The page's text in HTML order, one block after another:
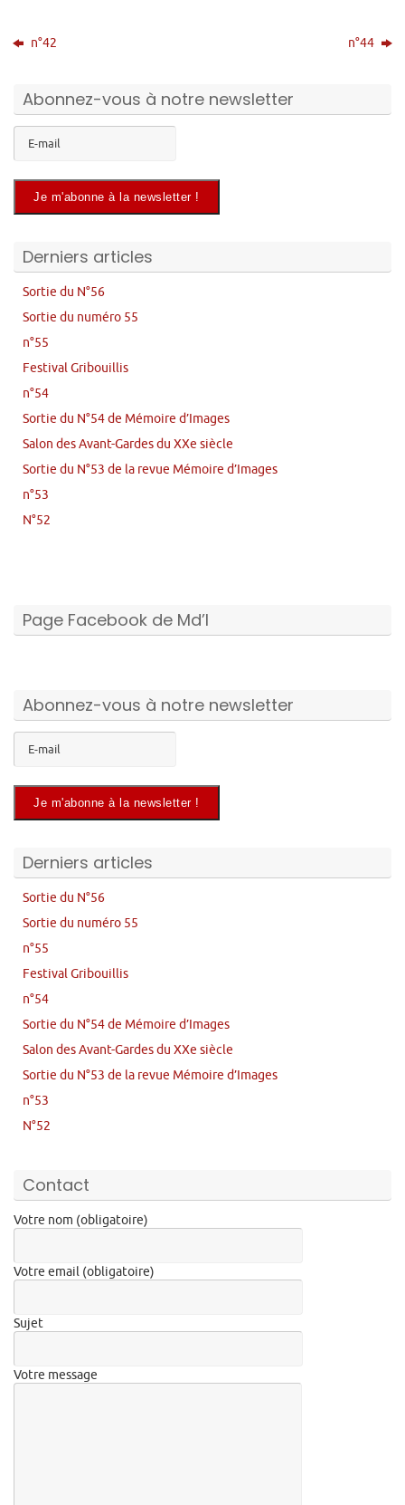
n°42 n°44
Abonnez-vous à notre newsletter
Derniers articles
Sortie du N°56
Sortie du numéro 55
n°55
Festival Gribouillis
n°54
Sortie du N°54 de Mémoire d’Images
Salon des Avant-Gardes du XXe siècle
Sortie du N°53 de la revue Mémoire d’Images
n°53
N°52
Page Facebook de Md’I
Abonnez-vous à notre newsletter
Derniers articles
Sortie du N°56
Sortie du numéro 55
n°55
Festival Gribouillis
n°54
Sortie du N°54 de Mémoire d’Images
Salon des Avant-Gardes du XXe siècle
Sortie du N°53 de la revue Mémoire d’Images
n°53
N°52
Contact
Votre nom (obligatoire)
Votre email (obligatoire)
Sujet
Votre message